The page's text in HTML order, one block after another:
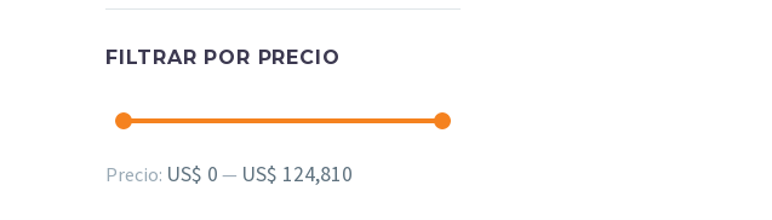
FILTRAR POR PRECIO
Precio
Precio
Precio: US$ 0 — US$ 124,810